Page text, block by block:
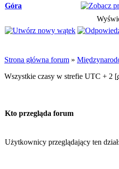
Góra
Strona główna forum »
Wszystkie czasy w strefie UTC + 2 [
Kto przegląda forum
Użytkownicy przeglądający ten